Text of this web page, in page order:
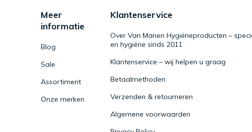
Meer
informatie
Blog
Sale
Assortiment
Onze merken
Klantenservice
Over Van Manen Hygiëneproducten –
en hygiëne sinds 2011
Klantenservice – wij helpen u graag
Betaalmethoden
Verzenden & retourneren
Algemene voorwaarden